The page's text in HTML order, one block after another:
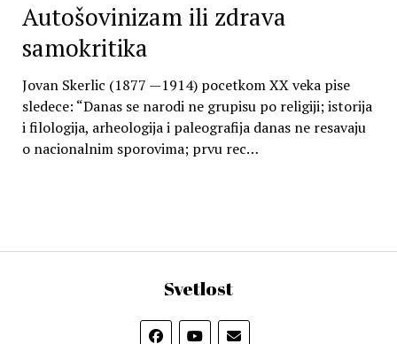
Autošovinizam ili zdrava
samokritika
Jovan Skerlic (1877 —1914) pocetkom XX veka pise
sledece: “Danas se narodi ne grupisu po religiji; istorija
i filologija, arheologija i paleografija danas ne resavaju
o nacionalnim sporovima; prvu rec…
Svetlost